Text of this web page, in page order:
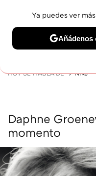
BELLEZA SHOPPING
HOY SE HABLA DE Nike
Daphne
momento
Ya puedes ver
Añádenos